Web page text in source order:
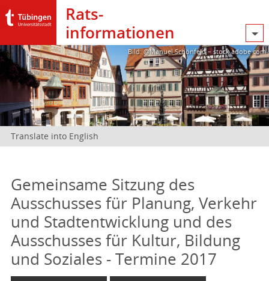
Rats­
informationen
Bild: @Manuel Schönfeld – stock.adobe.com
Translate into English
Gemeinsame Sitzung des
Ausschusses für Planung, Verkehr
und Stadtentwicklung und des
Ausschusses für Kultur, Bildung
und Soziales - Termine 2017